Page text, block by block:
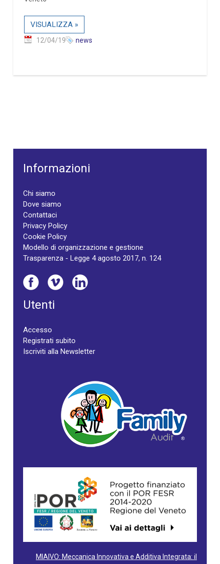
VISUALIZZA »
12/04/19 news
Informazioni
Chi siamo
Dove siamo
Contattaci
Privacy Policy
Cookie Policy
Modello di organizzazione e gestione
Trasparenza - Legge 4 agosto 2017, n. 124
Utenti
Accesso
Registrati subito
Iscriviti alla Newsletter
MIAIVO: Meccanica Innovativa e Additiva Integrata: il